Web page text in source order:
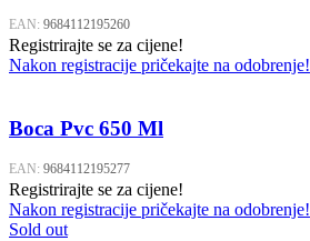
EAN: 9684112195260
Registrirajte se za cijene!
Nakon registracije pričekajte na odobrenje!
Boca Pvc 650 Ml
EAN: 9684112195277
Registrirajte se za cijene!
Nakon registracije pričekajte na odobrenje!
Sold out